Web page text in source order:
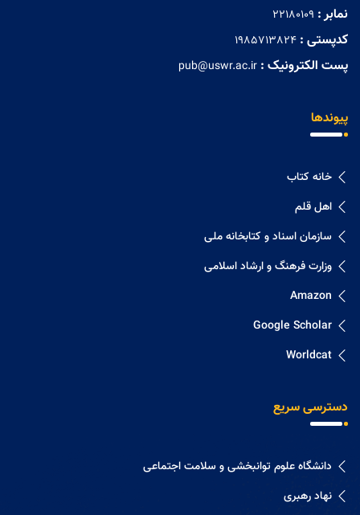
نمابر : 22180109
کدپستی : 1985713824
پست الکترونیک : pub@uswr.ac.ir
پیوندها
خانه کتاب
اهل قلم
سازمان اسناد و کتابخانه ملی
وزارت فرهنگ و ارشاد اسلامی
Amazon
Google Scholar
Worldcat
دسترسی سریع
دانشگاه علوم توانبخشی و سلامت اجتماعی
نهاد رهبری